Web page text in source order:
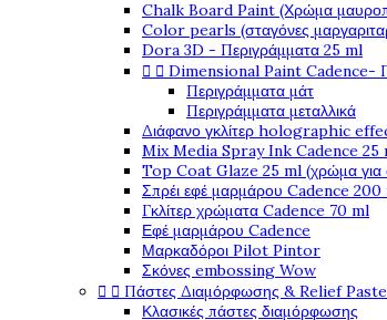
Chalk Board Paint (Χρώμα
Color pearls (σταγόνες
Dora 3D - Περιγράμματα 25 ml
  Dimensional Paint Cadence-
Περιγράμματα μάτ
Περιγράμματα μεταλλικά
Διάφανο γκλίτερ holographic
Mix Media Spray Ink Cadence 25
Top Coat Glaze 25 ml (χρώμα για
Σπρέι εφέ μαρμάρου Cadence 200
Γκλίτερ χρώματα Cadence 70 ml
Εφέ μαρμάρου Cadence
Μαρκαδόροι Pilot Pintor
Σκόνες embossing Wow
  Πάστες Διαμόρφωσης & Relief
Κλασικές πάστες διαμόρφωσης